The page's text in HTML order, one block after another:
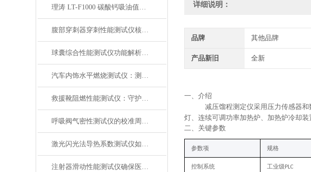
理涛 LT-F1000 碳酸钙吸油值测试仪 介绍说明
腹部穿刺器穿刺性能测试仪核心测试指标：穿刺力、峰值力、穿透力解析
球囊综合性能测试仪功能解析：额定爆破压（RBP）、顺应性、疲劳强度
汽车内饰水平燃烧测试仪：测试步骤、试样制备与结果判读
救援靴阻燃性能测试仪：守护救援人员足部安全的检测装备
呼吸阀气密性测试仪的校准周期与重要性
激光闪光法导热系数测试仪如何征服极端温度下的材料测试？
注射器滑动性能测试仪确保医疗注射安全顺畅
详细说明：
品牌 其他品牌
产品新旧 全新
一、 介绍
减压馏程测定仪采用压力传感器
灯、连续可调功率加热炉、加热炉冷却
二、关键参数
参数项 规格
控制系统 工业级 PLC